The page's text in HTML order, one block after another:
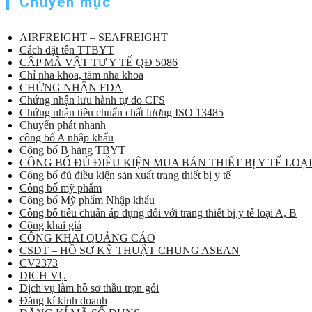
AIRFREIGHT – SEAFREIGHT
Cách đặt tên TTBYT
CẤP MÃ VẬT TƯ Y TẾ QĐ 5086
Chỉ nha khoa, tăm nha khoa
CHỨNG NHẬN FDA
Chứng nhận lưu hành tự do CFS
Chứng nhận tiêu chuẩn chất lượng ISO 13485
Chuyển phát nhanh
công bố A nhập khẩu
Công bố B hàng TBYT
CÔNG BỐ ĐỦ ĐIỀU KIỆN MUA BÁN THIẾT BỊ Y TẾ
Công bố đủ điều kiện sản xuất trang thiết bị y tế
Công bố mỹ phẩm
Công bố Mỹ phẩm Nhập khẩu
Công bố tiêu chuẩn áp dụng đối với trang thiết bị y tế loại A, B
Công khai giá
CÔNG KHAI QUẢNG CÁO
CSDT – HỒ SƠ KỸ THUẬT CHUNG ASEAN
CV2373
DỊCH VỤ
Dịch vụ làm hồ sơ thầu trọn gói
Đăng kí kinh doanh